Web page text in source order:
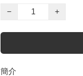
−
+
簡介